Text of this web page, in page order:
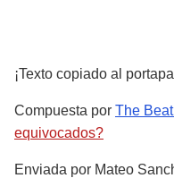
¡Texto copiado al
Compuesta por The
equivocados?
Enviada por Mateo